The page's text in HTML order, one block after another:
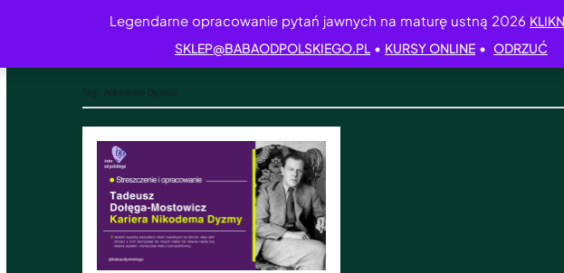
Legendarne opracowanie pytań jawnych na maturę ustną 2026
SKLEP@BABAODPOLSKIEGO.PL • KURSY ONLINE • ODRZUĆ